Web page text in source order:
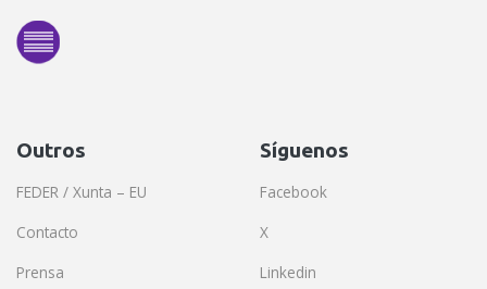
Outros
FEDER / Xunta – EU
Contacto
Prensa
Síguenos
Facebook
X
Linkedin